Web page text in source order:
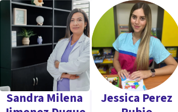
Sandra Milena
Jessica Perez